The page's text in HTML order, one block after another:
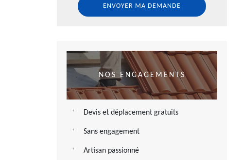
NOS ENGAGEMENTS
Devis et déplacement gratuits
Sans engagement
Artisan passionné